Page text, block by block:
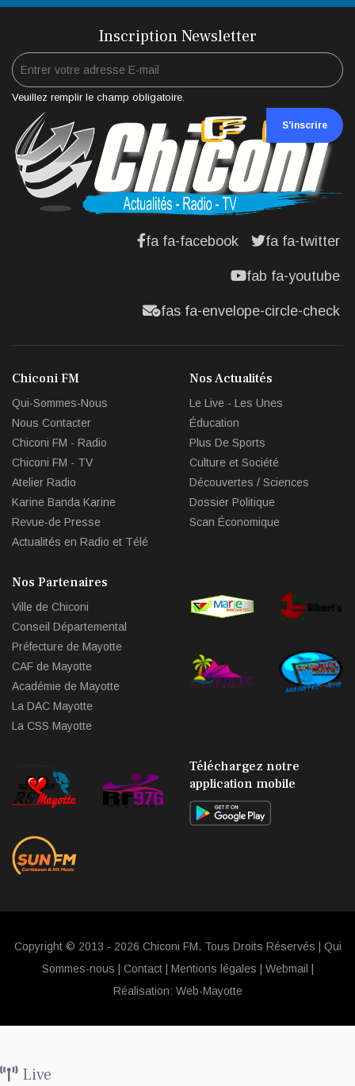
Inscription Newsletter
Veuillez remplir le champ obligatoire.
S'inscrire
fa fa-facebook fa fa-twitter
fab fa-youtube
fas fa-envelope-circle-check
Chiconi FM
Qui-Sommes-Nous
Nous Contacter
Chiconi FM - Radio
Chiconi FM - TV
Atelier Radio
Karine Banda Karine
Revue-de Presse
Actualités en Radio et Télé
Nos Actualités
Le Live - Les Unes
Éducation
Plus De Sports
Culture et Société
Découvertes / Sciences
Dossier Politique
Scan Économique
Nos Partenaires
Ville de Chiconi
Conseil Départemental
Préfecture de Mayotte
CAF de Mayotte
Académie de Mayotte
La DAC Mayotte
La CSS Mayotte
Téléchargez notre
application mobile
Copyright © 2013 - 2026 Chiconi FM. Tous Droits Réservés | Qui
Sommes-nous
Contact| Mentions légales Webmail
Réalisation: Web-Mayotte
Live